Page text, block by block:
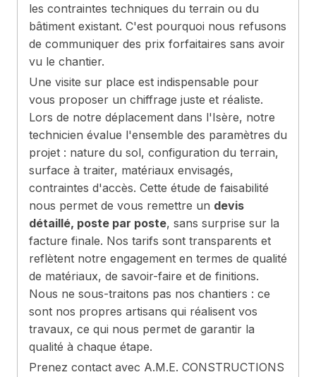
les contraintes techniques du terrain ou du
bâtiment existant. C'est pourquoi nous refusons
de communiquer des prix forfaitaires sans avoir
vu le chantier.
Une visite sur place est indispensable pour
vous proposer un chiffrage juste et réaliste.
Lors de notre déplacement dans l'Isère, notre
technicien évalue l'ensemble des paramètres du
projet : nature du sol, configuration du terrain,
surface à traiter, matériaux envisagés,
contraintes d'accès. Cette étude de faisabilité
nous permet de vous remettre un devis
détaillé, poste par poste, sans surprise sur la
facture finale. Nos tarifs sont transparents et
reflètent notre engagement en termes de qualité
de matériaux, de savoir-faire et de finitions.
Nous ne sous-traitons pas nos chantiers : ce
sont nos propres artisans qui réalisent vos
travaux, ce qui nous permet de garantir la
qualité à chaque étape.
Prenez contact avec A.M.E. CONSTRUCTIONS